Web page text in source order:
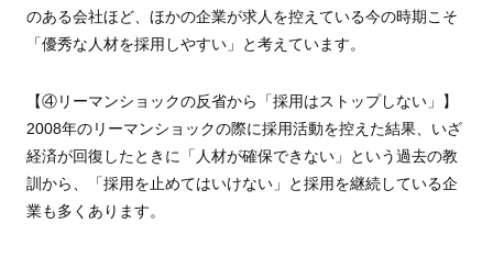
のある会社ほど、ほかの企業が求人を控えている今の時期こそ
「優秀な人材を採用しやすい」と考えています。
【④リーマンショックの反省から「採用はストップしない」】
2008年のリーマンショックの際に採用活動を控えた結果、いざ
経済が回復したときに「人材が確保できない」という過去の教
訓から、「採用を止めてはいけない」と採用を継続している企
業も多くあります。